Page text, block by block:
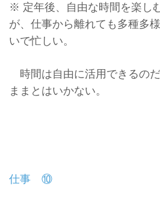
※ 定年後、自由な時間を楽し
が、仕事から離れても多種多
いで忙しい。
時間は自由に活用できるの
ままとはいかない。
投
仕事 ⑩